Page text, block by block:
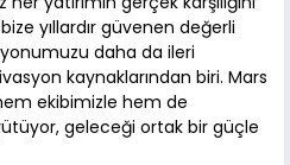
yıllardır güvenen değerli
daha da ileri
kaynaklarından biri. Mars
ekibimizle hem de
geleceği ortak bir güçle